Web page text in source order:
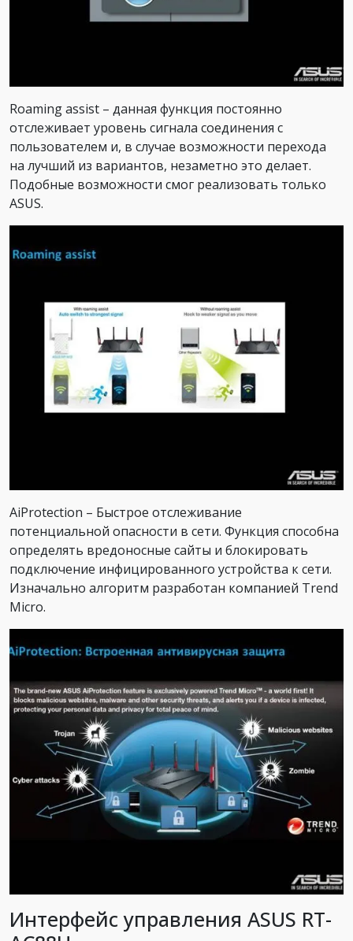
Roaming assist – данная функция постоянно
отслеживает уровень сигнала соединения с
пользователем и, в случае возможности перехода
на лучший из вариантов, незаметно это делает.
Подобные возможности смог реализовать только
ASUS.
AiProtection – Быстрое отслеживание
потенциальной опасности в сети. Функция способна
определять вредоносные сайты и блокировать
подключение инфицированного устройства к сети.
Изначально алгоритм разработан компанией Trend
Micro.
Интерфейс управления ASUS RT-